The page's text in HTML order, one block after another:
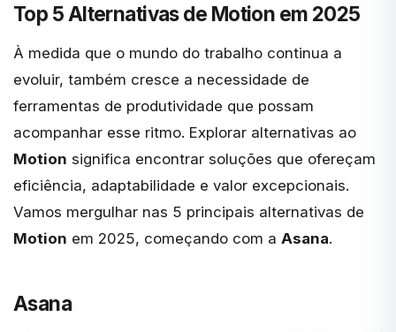
Top 5 Alternativas de Motion em 2025
À medida que o mundo do trabalho continua a
evoluir, também cresce a necessidade de
ferramentas de produtividade que possam
acompanhar esse ritmo. Explorar alternativas ao
Motion significa encontrar soluções que ofereçam
eficiência, adaptabilidade e valor excepcionais.
Vamos mergulhar nas 5 principais alternativas de
Motion em 2025, começando com a Asana.
Asana